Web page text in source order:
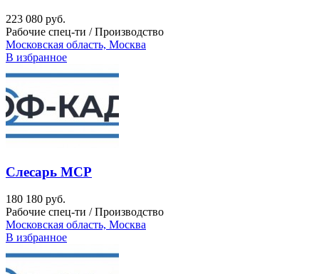
223 080 руб.
Рабочие спец-ти / Производство
Московская область, Москва
В избранное
Слесарь МСР
180 180 руб.
Рабочие спец-ти / Производство
Московская область, Москва
В избранное